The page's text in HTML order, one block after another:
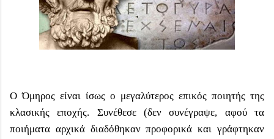
Ο Όμηρος είναι ίσως ο μεγαλύτερος επικός ποιητής της
κλασικής εποχής. Συνέθεσε (δεν συνέγραψε, αφού τα
ποιήματα αρχικά διαδόθηκαν προφορικά και γράφτηκαν